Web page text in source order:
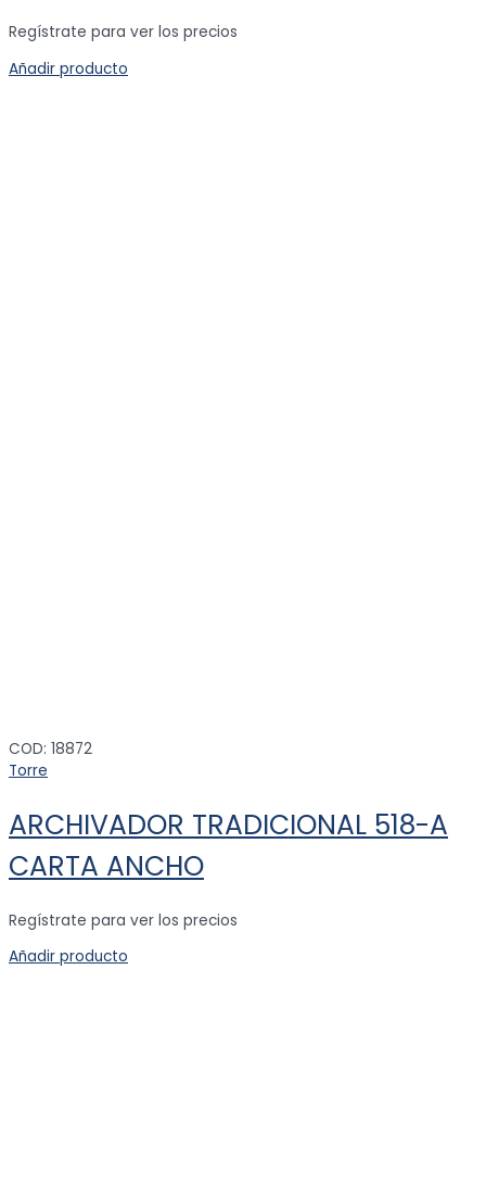
Regístrate para ver los precios
Añadir producto
COD: 18872
Torre
ARCHIVADOR TRADICIONAL 518-A
CARTA ANCHO
Regístrate para ver los precios
Añadir producto